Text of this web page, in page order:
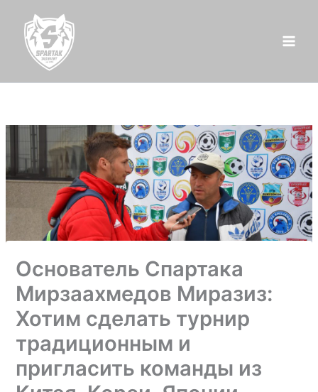
содержимому
Основатель Спартака
Мирзаахмедов Миразиз:
Хотим сделать турнир
традиционным и
пригласить команды из